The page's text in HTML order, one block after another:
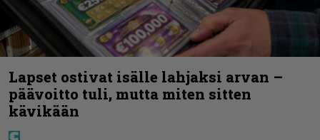
Lapset ostivat isälle lahjaksi arvan –
päävoitto tuli, mutta miten sitten
kävikään